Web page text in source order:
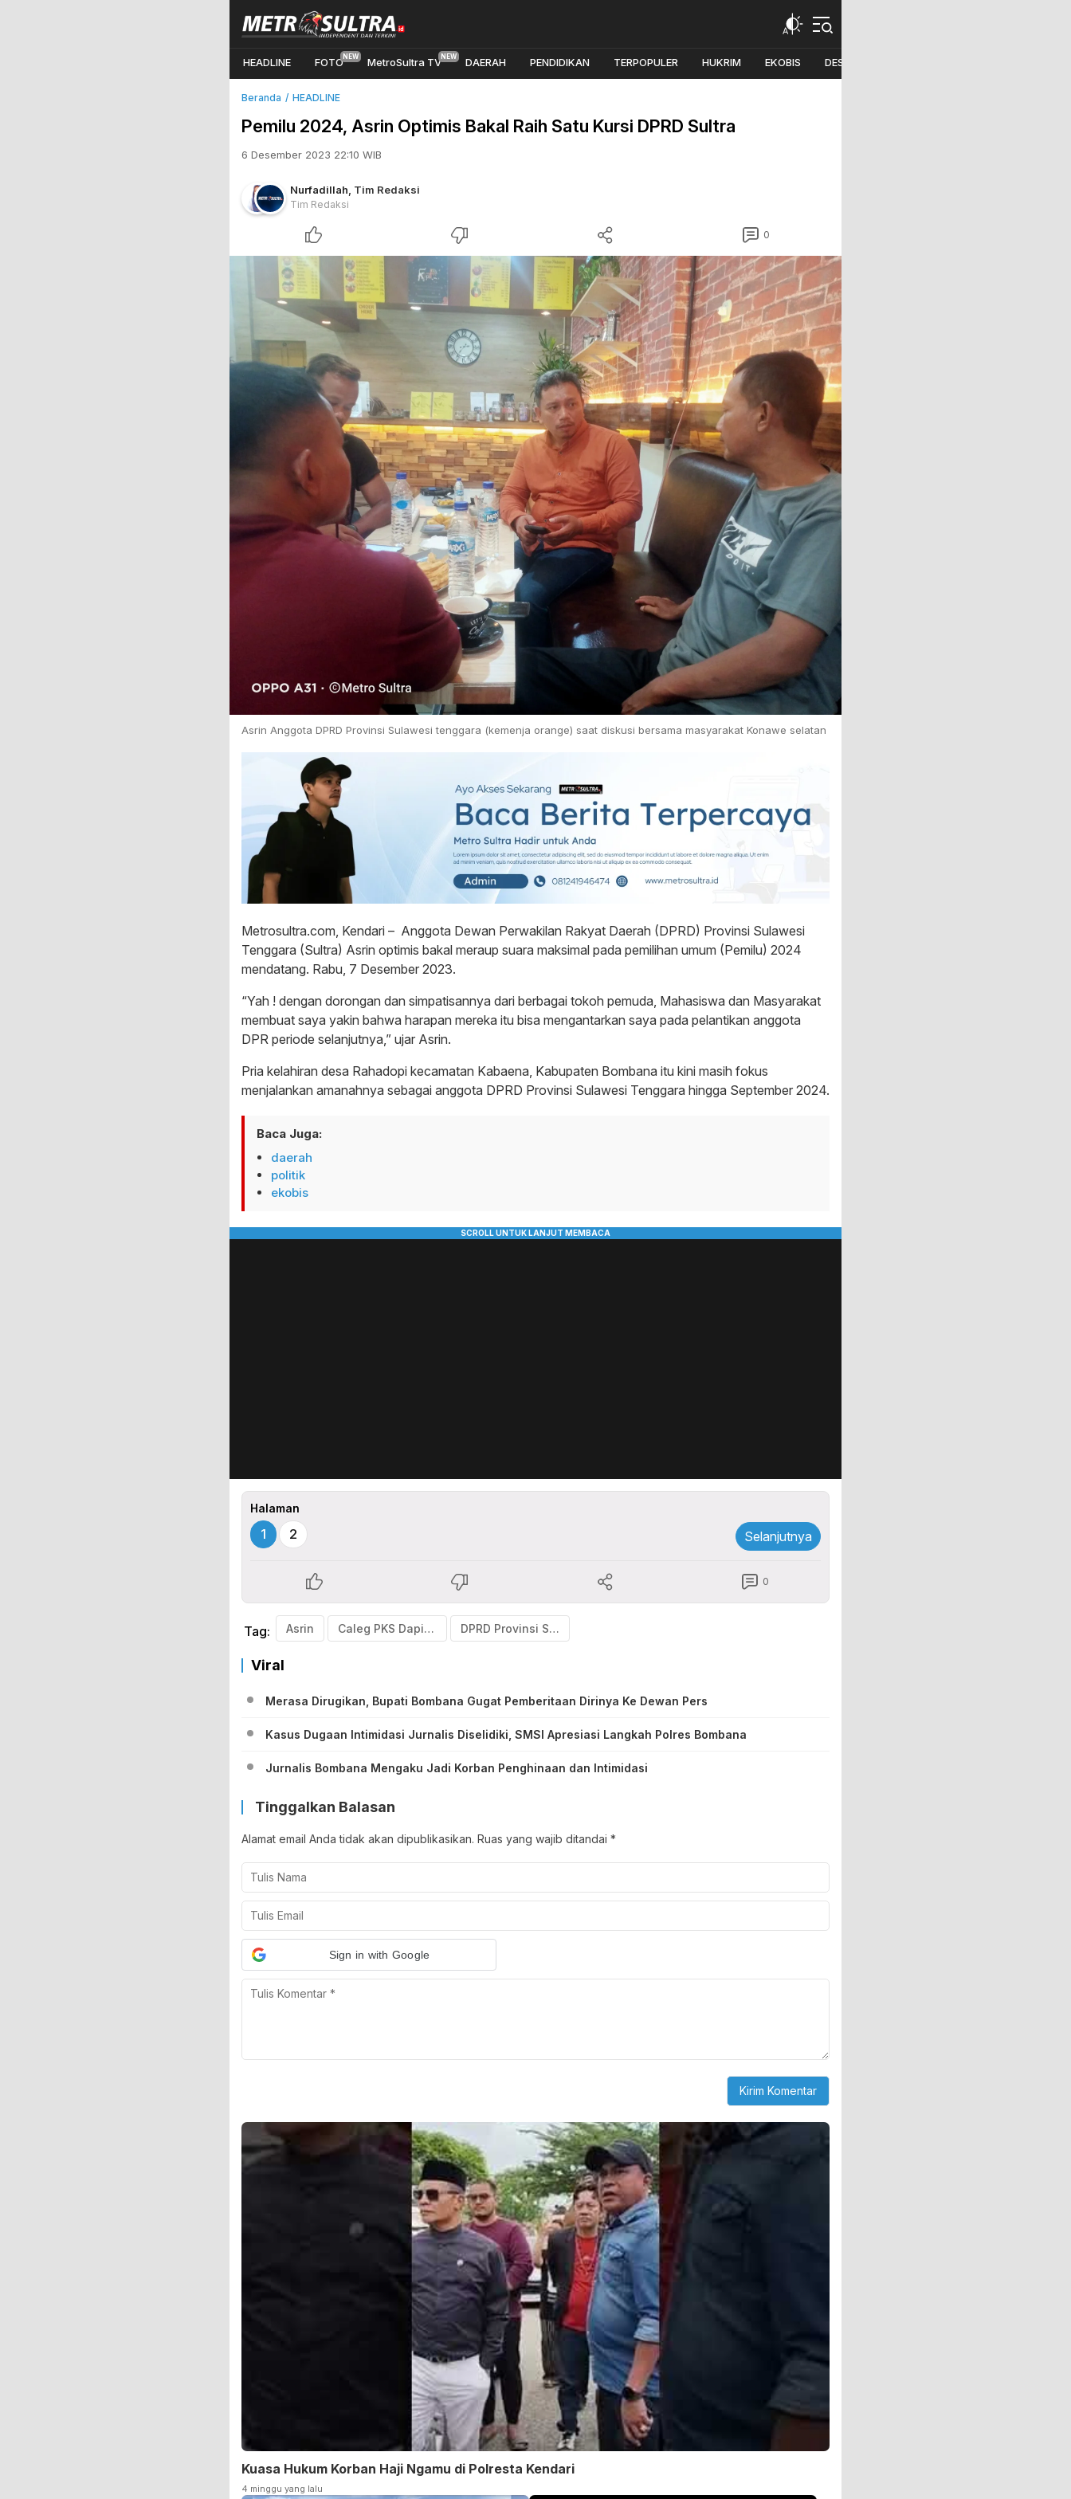
HEADLINE FOTO MetroSultra TV DAERAH PENDIDIKAN TERPOPULER HUKRIM EKOBIS DESA
Beranda HEADLINE
Pemilu 2024, Asrin Optimis Bakal Raih Satu Kursi DPRD Sultra
6 Desember 2023 22:10 WIB
Nurfadillah Tim Redaksi
Tim Redaksi
0
Asrin Anggota DPRD Provinsi Sulawesi tenggara (kemenja orange) saat diskusi bersama masyarakat Konawe selatan
Metrosultra.com, Kendari – Anggota Dewan Perwakilan Rakyat Daerah (DPRD) Provinsi Sulawesi
Tenggara (Sultra) Asrin optimis bakal meraup suara maksimal pada pemilihan umum (Pemilu) 2024
mendatang. Rabu, 7 Desember 2023.
“Yah ! dengan dorongan dan simpatisannya dari berbagai tokoh pemuda, Mahasiswa dan Masyarakat
membuat saya yakin bahwa harapan mereka itu bisa mengantarkan saya pada pelantikan anggota
DPR periode selanjutnya,” ujar Asrin.
Pria kelahiran desa Rahadopi kecamatan Kabaena, Kabupaten Bombana itu kini masih fokus
menjalankan amanahnya sebagai anggota DPRD Provinsi Sulawesi Tenggara hingga September 2024.
Baca Juga:
daerah
politik
ekobis
Halaman
1 2 Selanjutnya
0
Tag: Asrin Caleg PKS Dapil II Sultra DPRD Provinsi Sultra
Viral
Merasa Dirugikan, Bupati Bombana Gugat Pemberitaan Dirinya Ke Dewan Pers
Kasus Dugaan Intimidasi Jurnalis Diselidiki, SMSI Apresiasi Langkah Polres Bombana
Jurnalis Bombana Mengaku Jadi Korban Penghinaan dan Intimidasi
Tinggalkan Balasan
Alamat email Anda tidak akan dipublikasikan. Ruas yang wajib ditandai *
Sign in with Google
Kuasa Hukum Korban Haji Ngamu di Polresta Kendari
4 minggu yang lalu